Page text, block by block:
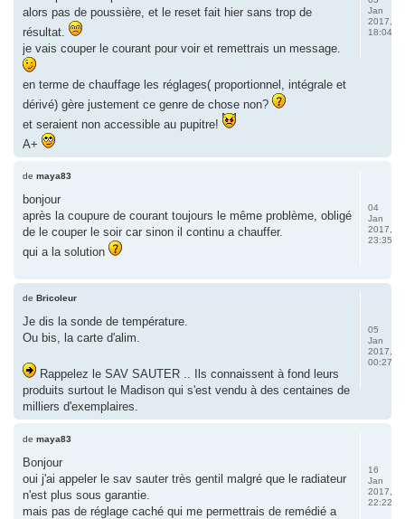
alors pas de poussière, et le reset fait hier sans trop de
résultat.
je vais couper le courant pour voir et remettrais un message.
en terme de chauffage les réglages( proportionnel, intégrale et
dérivé) gère justement ce genre de chose non?
et seraient non accessible au pupitre!
A+
Jan
2017,
18:04
de maya83
bonjour
après la coupure de courant toujours le même problème, obligé
de le couper le soir car sinon il continu a chauffer.
qui a la solution
04
Jan
2017,
23:35
de Bricoleur
Je dis la sonde de température.
Ou bis, la carte d'alim.
Rappelez le SAV SAUTER .. Ils connaissent à fond leurs
produits surtout le Madison qui s'est vendu à des centaines de
milliers d'exemplaires.
05
Jan
2017,
00:27
de maya83
Bonjour
oui j'ai appeler le sav sauter très gentil malgré que le radiateur
n'est plus sous garantie.
mais pas de réglage caché qui me permettrais de remédié a
16
Jan
2017,
22:22